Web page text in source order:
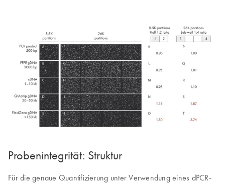
Probenintegrität: Struktur
Für die genaue Quantifizierung unter Verwendung eines dPCR-